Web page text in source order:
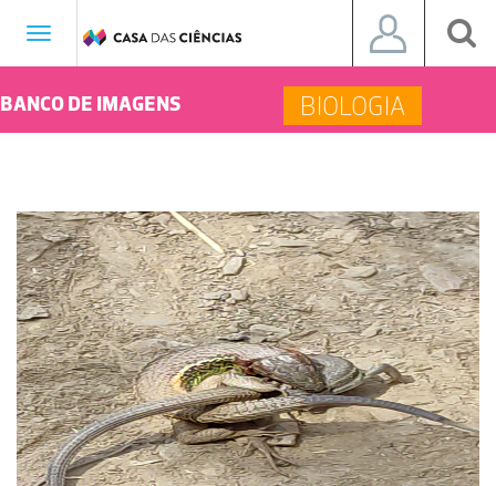
Toggle
BANCO DE IMAGENS BIOLOGIA